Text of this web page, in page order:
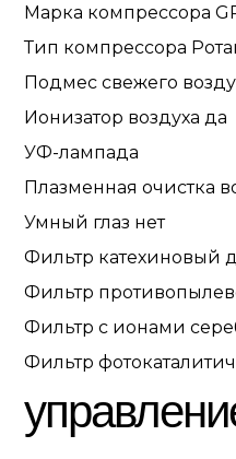
Марка компрессора
Тип компрессора
Подмес свежего
Ионизатор воздуха да
УФ-лампада
Плазменная очистка
Умный глаз нет
Фильтр катехиновый
Фильтр
Фильтр с ионами
Фильтр